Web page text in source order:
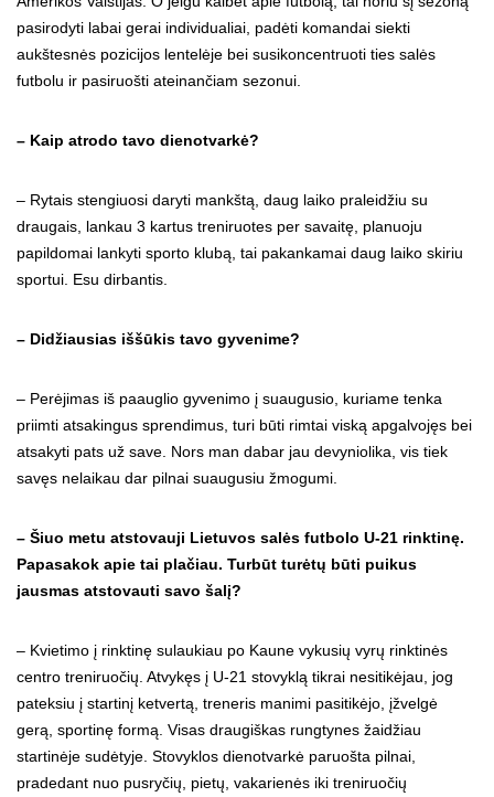
pasirodyti labai gerai individualiai, padėti komandai siekti
aukštesnės pozicijos lentelėje bei susikoncentruoti ties salės
futbolu ir pasiruošti ateinančiam sezonui.
– Kaip atrodo tavo dienotvarkė?
– Rytais stengiuosi daryti mankštą, daug laiko praleidžiu su
draugais, lankau 3 kartus treniruotes per savaitę, planuoju
papildomai lankyti sporto klubą, tai pakankamai daug laiko skiriu
sportui. Esu dirbantis.
– Didžiausias iššūkis tavo gyvenime?
– Perėjimas iš paauglio gyvenimo į suaugusio, kuriame tenka
priimti atsakingus sprendimus, turi būti rimtai viską apgalvojęs bei
atsakyti pats už save. Nors man dabar jau devyniolika, vis tiek
savęs nelaikau dar pilnai suaugusiu žmogumi.
– Šiuo metu atstovauji Lietuvos salės futbolo U-21 rinktinę.
Papasakok apie tai plačiau. Turbūt turėtų būti puikus
jausmas atstovauti savo šalį?
– Kvietimo į rinktinę sulaukiau po Kaune vykusių vyrų rinktinės
centro treniruočių. Atvykęs į U-21 stovyklą tikrai nesitikėjau, jog
pateksiu į startinį ketvertą, treneris manimi pasitikėjo, įžvelgė
gerą, sportinę formą. Visas draugiškas rungtynes žaidžiau
startinėje sudėtyje. Stovyklos dienotvarkė paruošta pilnai,
pradedant nuo pusryčių, pietų, vakarienės iki treniruočių